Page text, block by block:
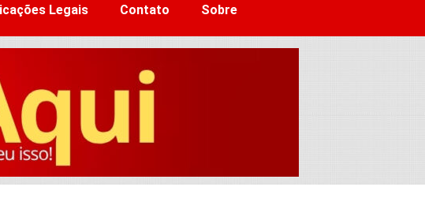
Legais Contato Sobre